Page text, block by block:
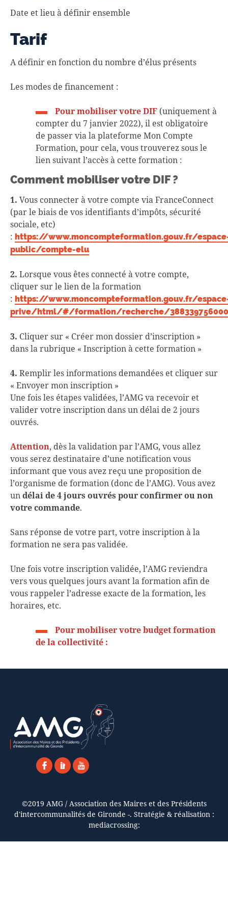
Date et lieu à définir ensemble
Tarif
A définir en fonction du nombre d’élus présents
Les modes de financement :
Pour mobiliser votre DIF (uniquement à
compter du 7 janvier 2022), il est obligatoire
de passer via la plateforme Mon Compte
Formation, pour cela, vous trouverez sous le
lien suivant l’accès à cette formation :
Comment mobiliser votre DIF ?
1. Vous connecter à votre compte via FranceConnect
(par le biais de vos identifiants d’impôts, sécurité
sociale, etc)
: https://www.moncompteformation.gouv.fr/
public/compte-elu
2. Lorsque vous êtes connecté à votre compte,
cliquer sur le lien de la formation
: https://www.moncompteformation.gouv.fr/
prive/html/#/formation/recherche/
3. Cliquer sur « Créer mon dossier d’inscription »
dans la rubrique « Inscription à cette formation »
4. Remplir les informations demandées et cliquer sur
« Envoyer mon inscription »
Une fois les étapes validées, l’AMG va recevoir et
valider votre inscription dans un délai de 2 jours
ouvrés.
Attention, dès la validation par l’AMG, vous allez
vous serez destinataire d’une notification vous
informant que vous avez reçu une proposition de
l’organisme de formation (donc de l’AMG). Vous avez
undélai de 4 jours ouvrés pour confirmer ou non
votre commande.
Sans réponse de votre part, votre inscription à la
formation ne sera pas validée.
Une fois votre inscription validée, l’AMG reviendra
vers vous quelques jours avant la formation afin de
vous rappeler l’adresse exacte de la formation, les
horaires, etc.
Pour mobiliser votre budget formation
de la collectivité :
©2019 AMG / Association des Maires et des Présidents
d'intercommunalités de Gironde -. Stratégie & réalisation :
mediacrossing: